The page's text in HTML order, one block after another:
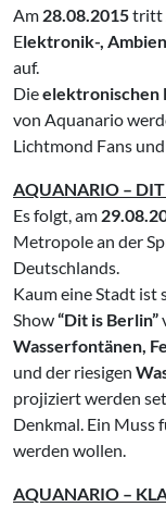
Am 28.08.2015tritt
Elektronik-,
auf.
Dieelektronischen
von Aquanario
Lichtmond Fans
AQUANARIO – DIT
Es folgt, am
Metropole an der
Deutschlands.
Kaum eine Stadt ist
Show“Dit is Berlin”
Wasserfontänen,
und der riesigen
projiziert werden
Denkmal. Ein Muss
werden wollen.
AQUANARIO –